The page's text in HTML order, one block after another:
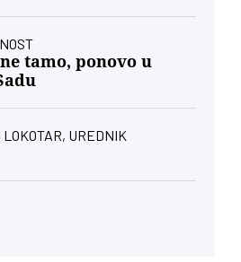
tamo, ponovo u
UREDNIK